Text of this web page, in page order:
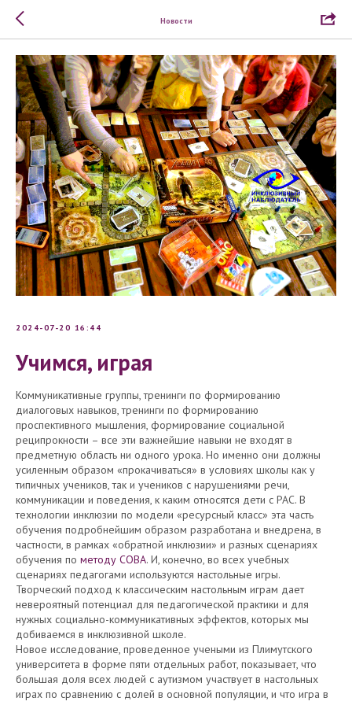
Новости
2024-07-20 16:44
Учимся, играя
Коммуникативные группы, тренинги по формированию
диалоговых навыков, тренинги по формированию
проспективного мышления, формирование социальной
реципрокности – все эти важнейшие навыки не входят в
предметную область ни одного урока. Но именно они должны
усиленным образом «прокачиваться» в условиях школы как у
типичных учеников, так и учеников с нарушениями речи,
коммуникации и поведения, к каким относятся дети с РАС. В
технологии инклюзии по модели «ресурсный класс» эта часть
обучения подробнейшим образом разработана и внедрена, в
частности, в рамках «обратной инклюзии» и разных сценариях
обучения по методу СОВА. И, конечно, во всех учебных
сценариях педагогами используются настольные игры.
Творческий подход к классическим настольным играм дает
невероятный потенциал для педагогической практики и для
нужных социально-коммуникативных эффектов, которых мы
добиваемся в инклюзивной школе.
Новое исследование, проведенное учеными из Плимутского
университета в форме пяти отдельных работ, показывает, что
большая доля всех людей с аутизмом участвует в настольных
играх по сравнению с долей в основной популяции, и что игра в